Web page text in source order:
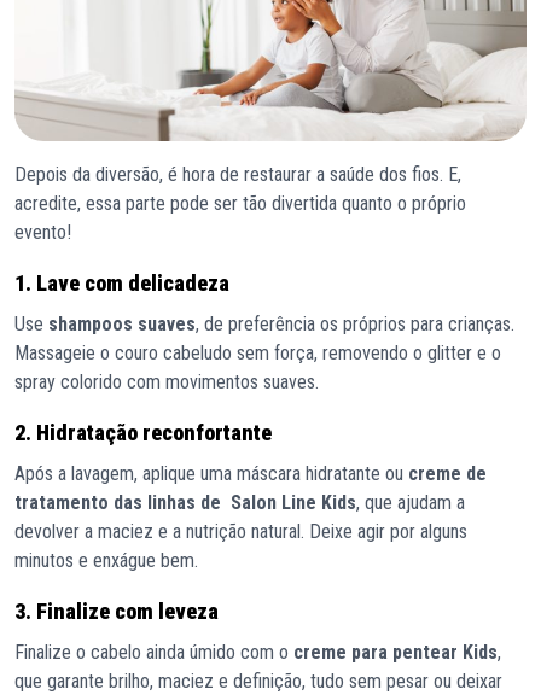
Depois da diversão, é hora de restaurar a saúde dos fios. E,
acredite, essa parte pode ser tão divertida quanto o próprio
evento!
1. Lave com delicadeza
Use shampoos suaves, de preferência os próprios para crianças.
Massageie o couro cabeludo sem força, removendo o glitter e o
spray colorido com movimentos suaves.
2. Hidratação reconfortante
Após a lavagem, aplique uma máscara hidratante ou creme de
tratamento das linhas de Salon Line Kids, que ajudam a
devolver a maciez e a nutrição natural. Deixe agir por alguns
minutos e enxágue bem.
3. Finalize com leveza
Finalize o cabelo ainda úmido com o creme para pentear Kids,
que garante brilho, maciez e definição, tudo sem pesar ou deixar